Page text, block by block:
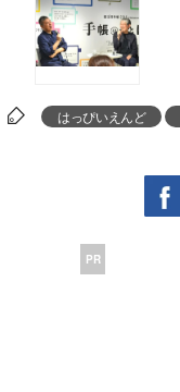
はっぴいえんど
PR